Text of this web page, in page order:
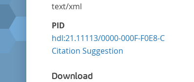
text/xml
PID
hdl:21.11113/0000-000F-F0E8-C
Citation Suggestion
Download